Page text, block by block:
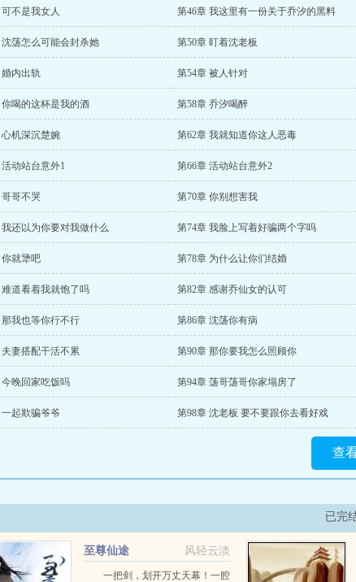
不是我女人 第46章 我这里有一份关于乔汐的黑料
沈荡怎么可能会封杀她 第50章 盯着沈老板
婚内出轨 第54章 被人针对
你喝的这杯是我的酒 第58章 乔汐喝醉
心机深沉楚婉 第62章 我就知道你这人恶毒
动站台意外1 第66章 活动站台意外2
哥哥不哭 第70章 你别想害我
我还以为你要对我做什么 第74章 我脸上写着好骗两个字吗
你就犟吧 第78章 为什么让你们结婚
难道看着我就饱了吗 第82章 感谢乔仙女的认可
那我也等你行不行 第86章 沈荡你有病
夫妻搭配干活不累 第90章 那你要我怎么照顾你
今晚回家吃饭吗 第94章 荡哥荡哥你家塌房了
一起欺骗爷爷 第98章 沈老板 要不要跟你去看好戏
查
已完
风轻云淡
至尊仙途
一把剑，划开万丈天幕！一腔